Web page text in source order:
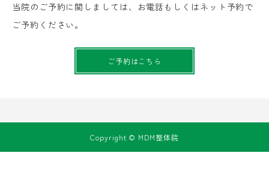
当院のご予約に関しましては、お電話もしくはネット予約で
ご予約ください。
ご予約はこちら
Copyright © MDM整体院